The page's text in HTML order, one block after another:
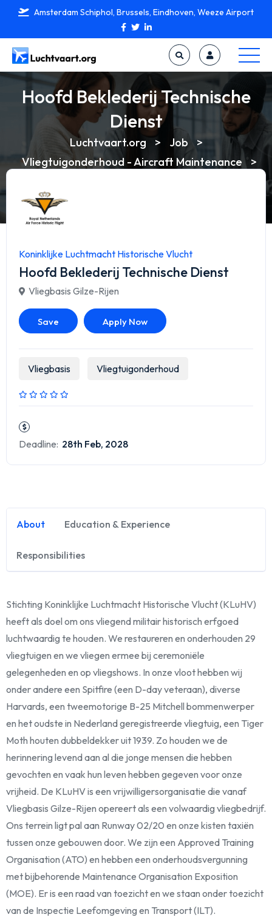
Amsterdam Schiphol, Brussels, Eindhoven, Weeze Airport
Hoofd Beklederij Technische
Dienst
Luchtvaart.org > Job >
Vliegtuigonderhoud - Aircraft Maintenance
>
Koninklijke Luchtmacht Historische Vlucht
Hoofd Beklederij Technische Dienst
Vliegbasis Gilze-Rijen
Save Apply Now
Vliegbasis Vliegtuigonderhoud
Deadline: 28th Feb, 2028
About Education & Experience
Responsibilities
Stichting Koninklijke Luchtmacht Historische Vlucht (KLuHV)
heeft als doel om ons vliegend militair historisch erfgoed
luchtwaardig te houden. We restaureren en onderhouden 29
vliegtuigen en we vliegen ermee bij ceremoniële
gelegenheden en op vliegshows. In onze vloot hebben wij
onder andere een Spitfire (een D-day veteraan), diverse
Harvards, een tweemotorige B-25 Mitchell bommenwerper
en het oudste in Nederland geregistreerde vliegtuig, een Tiger
Moth houten dubbeldekker uit 1939. Zo houden we de
herinnering levend aan al die jonge mensen die hebben
gevochten en vaak hun leven hebben gegeven voor onze
vrijheid. De KLuHV is een vrijwilligersorganisatie die vanaf
Vliegbasis Gilze-Rijen opereert als een volwaardig vliegbedrijf.
Ons terrein ligt pal aan Runway 02/20 en onze kisten taxiën
tussen onze gebouwen door. We zijn een Approved Training
Organisation (ATO) en hebben een onderhoudsvergunning
met bijbehorende Maintenance Organisation Exposition
(MOE). Er is een raad van toezicht en we staan onder toezicht
van de Inspectie Leefomgeving en Transport (ILT).